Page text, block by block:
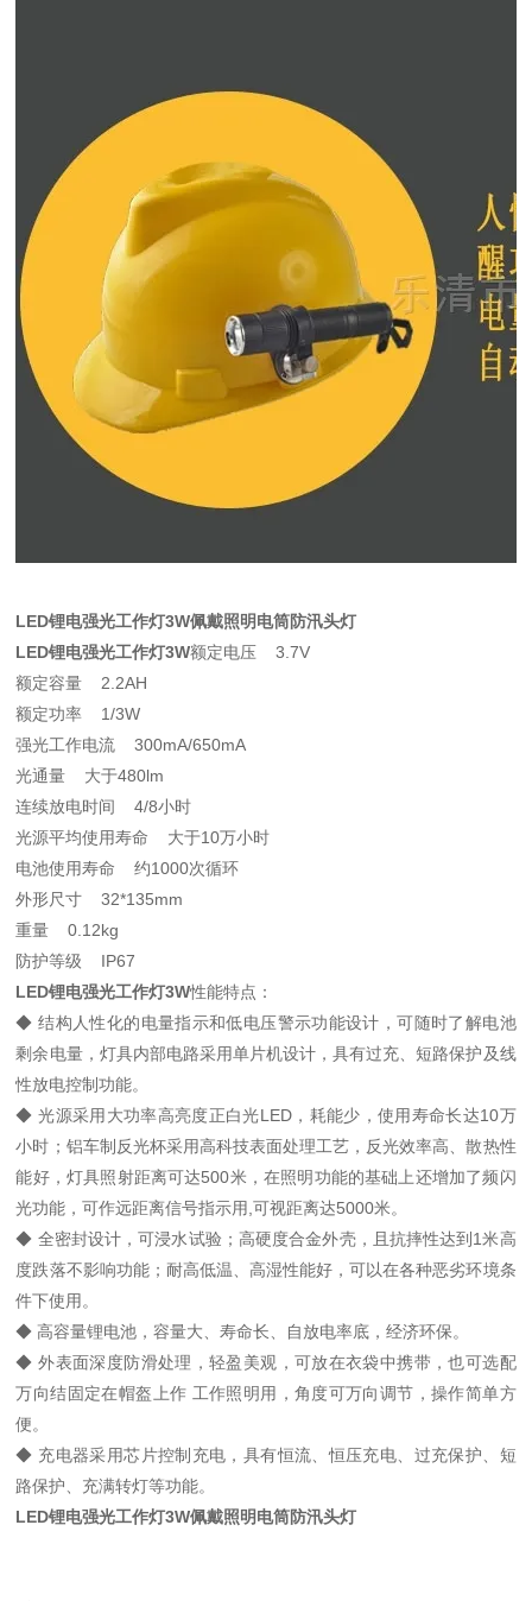
LED锂电强光工作灯3W佩戴照明电筒防汛头灯
LED锂电强光工作灯3W额定电压 3.7V
额定容量 2.2AH
额定功率 1/3W
强光工作电流 300mA/650mA
光通量 大于480lm
连续放电时间 4/8小时
光源平均使用寿命 大于10万小时
电池使用寿命 约1000次循环
外形尺寸 32*135mm
重量 0.12kg
防护等级 IP67
LED锂电强光工作灯3W性能特点：
◆ 结构人性化的电量指示和低电压警示功能设计，可随时了解电池
剩余电量，灯具内部电路采用单片机设计，具有过充、短路保护及线
性放电控制功能。
◆ 光源采用大功率高亮度正白光LED，耗能少，使用寿命长达10万
小时；铝车制反光杯采用高科技表面处理工艺，反光效率高、散热性
能好，灯具照射距离可达500米，在照明功能的基础上还增加了频闪
光功能，可作远距离信号指示用,可视距离达5000米。
◆ 全密封设计，可浸水试验；高硬度合金外壳，且抗摔性达到1米高
度跌落不影响功能；耐高低温、高湿性能好，可以在各种恶劣环境条
件下使用。
◆ 高容量锂电池，容量大、寿命长、自放电率底，经济环保。
◆ 外表面深度防滑处理，轻盈美观，可放在衣袋中携带，也可选配
万向结固定在帽盔上作 工作照明用，角度可万向调节，操作简单方
便。
◆ 充电器采用芯片控制充电，具有恒流、恒压充电、过充保护、短
路保护、充满转灯等功能。
LED锂电强光工作灯3W佩戴照明电筒防汛头灯